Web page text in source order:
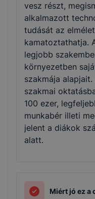
vesz részt,
alkalmazott
tudását az
kamatoztathatja.
legjobb
környezetben
szakmája
szakmai
100 ezer,
munkabér illeti
jelent a diákok
alatt.
Miért jó ez a